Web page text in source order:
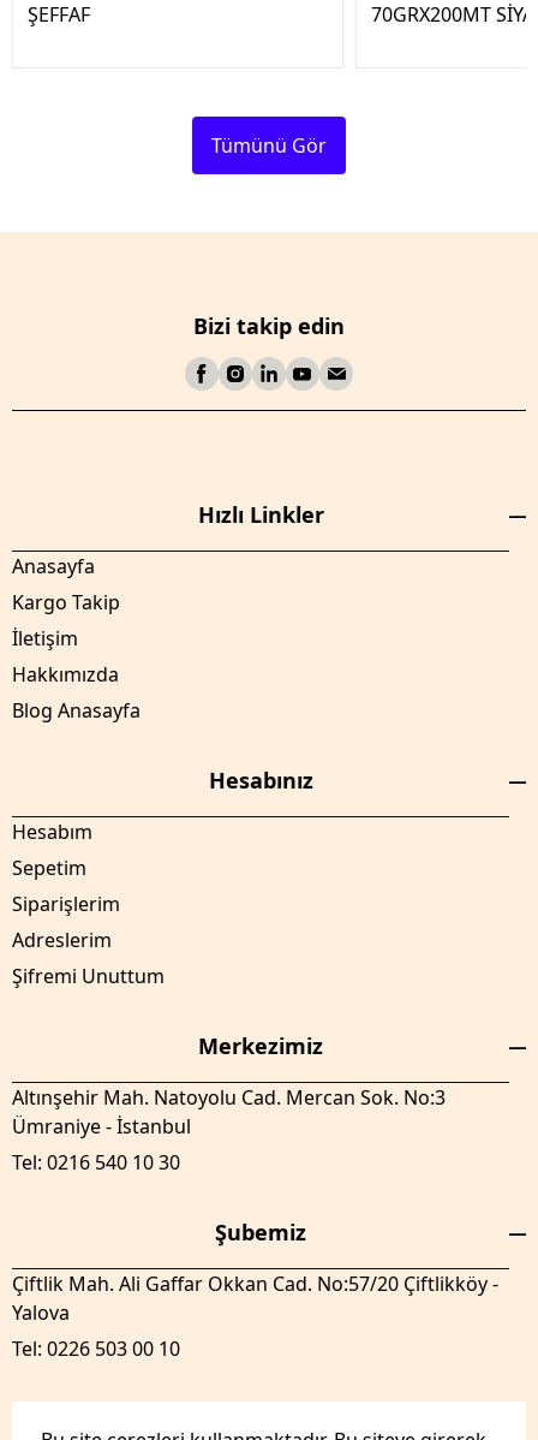
ŞEFFAF
70GRX200MT
Tümünü Gör
Bizi takip edin
Hızlı Linkler
Anasayfa
Kargo Takip
İletişim
Hakkımızda
Blog Anasayfa
Hesabınız
Hesabım
Sepetim
Siparişlerim
Adreslerim
Şifremi Unuttum
Merkezimiz
Altınşehir Mah. Natoyolu Cad. Mercan Sok. No:3
Ümraniye - İstanbul
Tel: 0216 540 10 30
Şubemiz
Çiftlik Mah. Ali Gaffar Okkan Cad. No:57/20 Çiftlikköy -
Yalova
Tel: 0226 503 00 10